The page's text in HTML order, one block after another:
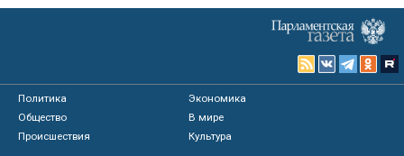
Политика
Экономика
Общество
В мире
Происшествия
Культура